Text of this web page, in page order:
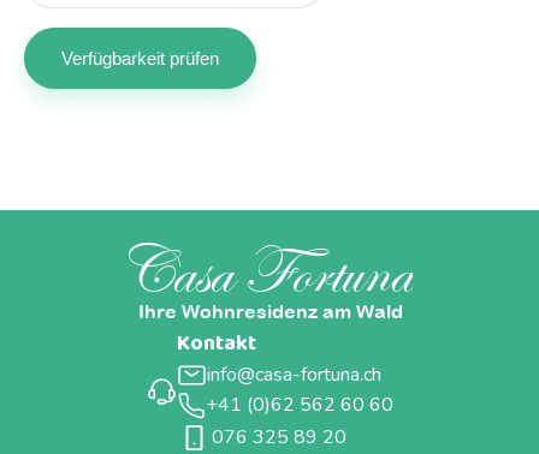
Casa Fortuna
Ihre Wohnresidenz am Wald
Kontakt
info@casa-fortuna.ch
+41 (0)62 562 60 60
076 325 89 20